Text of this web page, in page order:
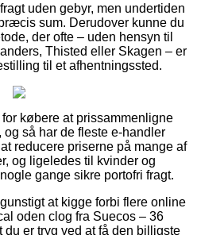
uden gebyr, men undertiden
sum. Derudover kunne du
der ofte – uden hensyn til
Thisted eller Skagen – er
til et afhentningssted.
købere at prissammenligne
så har de fleste e-handler
reducere priserne på mange af
og ligeledes til kvinder og
gange sikre portofri fragt.
at kigge forbi flere online
oden clog fra Suecos – 36
er tryg ved at få den billigste